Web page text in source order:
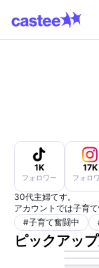
1K
フォロワー
17K
フォロ
30代主婦てす。
アカウントでは子育
#子育て奮闘中
ピックアッ